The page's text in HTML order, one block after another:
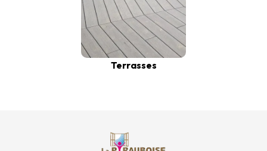
Terrasses